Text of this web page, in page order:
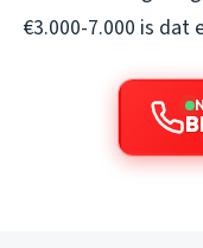
€3.000-7.000 is dat